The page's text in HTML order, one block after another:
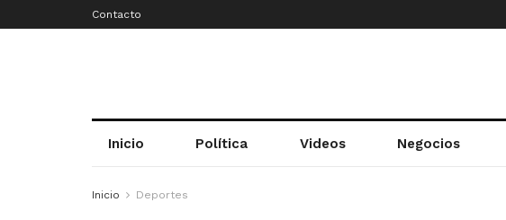
Contacto
Inicio Política Videos Negocios
Inicio Deportes